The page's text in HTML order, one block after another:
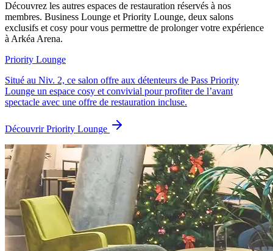
Découvrez les autres espaces de restauration réservés à nos
membres. Business Lounge et Priority Lounge, deux salons
exclusifs et cosy pour vous permettre de prolonger votre expérience
à Arkéa Arena.
Priority Lounge
Situé au Niv. 2, ce salon offre aux détenteurs de Pass Priority
Lounge un espace cosy et convivial pour profiter de l’avant
spectacle avec une offre de restauration incluse.
Découvrir Priority Lounge